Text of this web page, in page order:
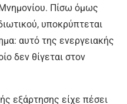
Πίσω όμως
υποκρύπτεται
αυτό της ενεργειακής
δεν θίγεται στον
εξάρτησης είχε πέσει